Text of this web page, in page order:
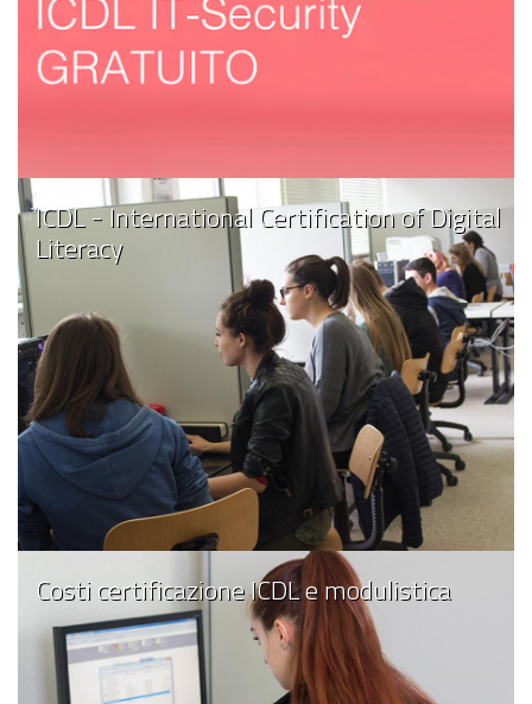
ICDL - International Certification of Digital
Literacy
Costi certificazione ICDL e modulistica